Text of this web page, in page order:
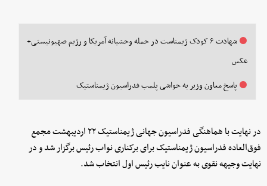
شهادت ۶ کودک ژیمناست در حمله وحشیانه آمریکا و رژیم صهیونیستی+
عکس
پاسخ معاون وزیر به حواشی پلمب فدراسیون ژیمناستیک
در نهایت با هماهنگی فدراسیون جهانی ژیمناستیک ۲۲ اردیبهشت مجمع
فوق‌العاده فدراسیون ژیمناستیک برای برکناری نواب رئیس برگزار شد و در
نهایت وجیهه نقوی به عنوان نایب رئیس اول انتخاب شد.